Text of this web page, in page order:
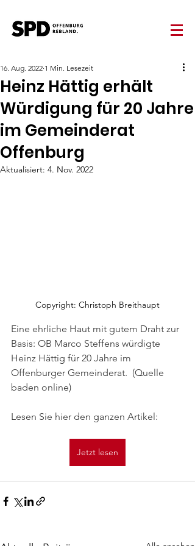
Heinz Hättig erhält
Würdigung für 20 Jahre
im Gemeinderat
Offenburg
16. Aug. 2022 1 Min. Lesezeit
Aktualisiert: 4. Nov. 2022
Copyright: Christoph Breithaupt
Eine ehrliche Haut mit gutem Draht zur
Basis: OB Marco Steffens würdigte
Heinz Hättig für 20 Jahre im
Offenburger Gemeinderat.  (Quelle
baden online)
Lesen Sie hier den ganzen Artikel:
Jetzt lesen